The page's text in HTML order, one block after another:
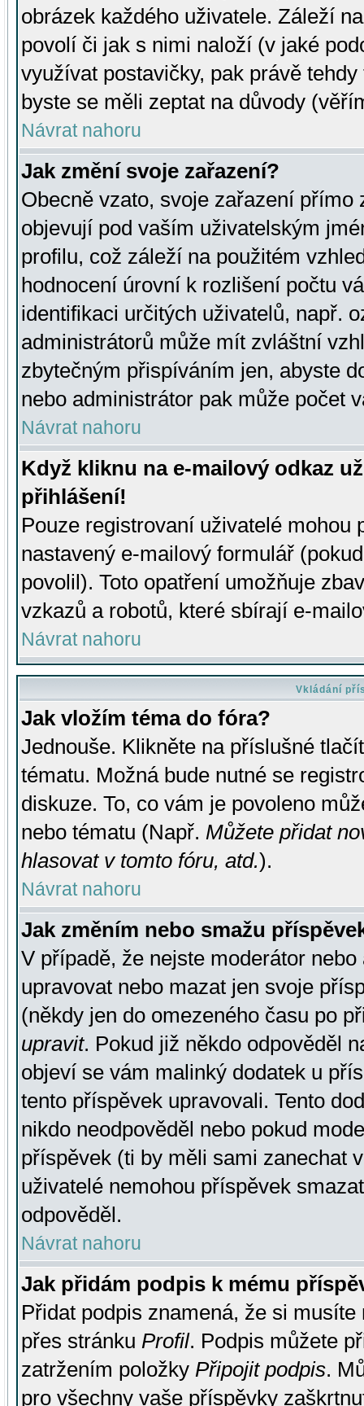
obrázek každého uživatele. Záleží
povolí či jak s nimi naloží (v jaké
využívat postavičky, pak právě
byste se měli zeptat na důvody
Návrat nahoru
Jak změní svoje zařazení?
Obecně vzato, svoje zařazení přímo
objevují pod vaším uživatelským
profilu, což záleží na použitém
hodnocení úrovní k rozlišení počtu
identifikaci určitých uživatelů, např.
administrátorů může mít zvláštní
zbytečným přispíváním jen, abyste
nebo administrátor pak může počet
Návrat nahoru
Když kliknu na e-mailový odkaz
přihlášení!
Pouze registrovaní uživatelé mohou
nastavený e-mailový formulář
povolil). Toto opatření umožňuje
vzkazů a robotů, které sbírají e-
Návrat nahoru
Vkládání
Jak vložím téma do fóra?
Jednouše. Klikněte na příslušné
tématu. Možná bude nutné se
diskuze. To, co vám je povoleno
nebo tématu (Např. Můžete přidat
hlasovat v tomto fóru, atd.).
Návrat nahoru
Jak změním nebo smažu
V případě, že nejste moderátor
upravovat nebo mazat jen svoje
(někdy jen do omezeného času po
upravit. Pokud již někdo odpověděl
objeví se vám malinký dodatek u
tento příspěvek upravovali. Tento
nikdo neodpověděl nebo pokud
příspěvek (ti by měli sami zanechat
uživatelé nemohou příspěvek
odpověděl.
Návrat nahoru
Jak přidám podpis k mému
Přidat podpis znamená, že si
přes stránku Profil. Podpis můžete
zatržením položky Připojit podpis.
pro všechny vaše příspěvky